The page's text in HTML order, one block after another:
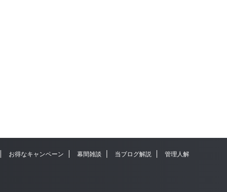
お得なキャンペーン 幕間雑談 当ブログ解説
管理人解